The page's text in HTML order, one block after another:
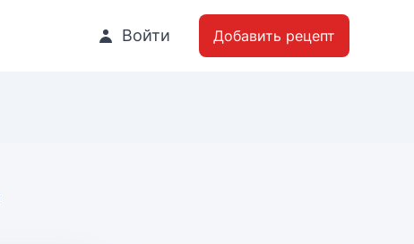
Войти Добавить рецепт